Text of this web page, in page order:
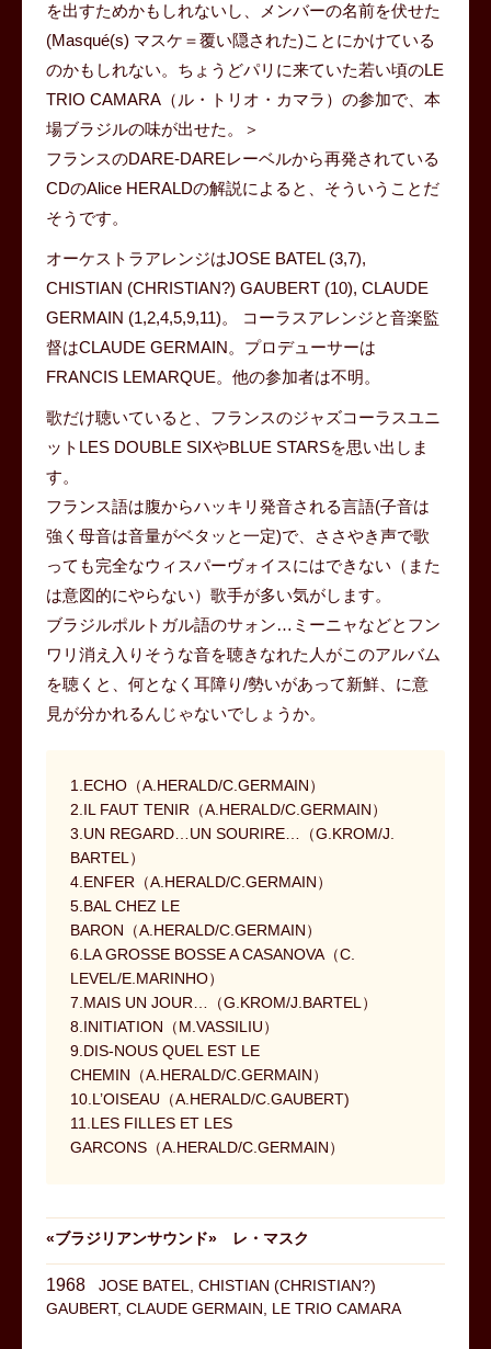
を出すためかもしれないし、メンバーの名前を伏せた
(Masqué(s) マスケ＝覆い隠された)ことにかけている
のかもしれない。ちょうどパリに来ていた若い頃のLE
TRIO CAMARA（ル・トリオ・カマラ）の参加で、本
場ブラジルの味が出せた。＞
フランスのDARE-DAREレーベルから再発されている
CDのAlice HERALDの解説によると、そういうことだ
そうです。
オーケストラアレンジはJOSE BATEL (3,7),
CHISTIAN (CHRISTIAN?) GAUBERT (10), CLAUDE
GERMAIN (1,2,4,5,9,11)。 コーラスアレンジと音楽監
督はCLAUDE GERMAIN。プロデューサーは
FRANCIS LEMARQUE。他の参加者は不明。
歌だけ聴いていると、フランスのジャズコーラスユニ
ットLES DOUBLE SIXやBLUE STARSを思い出しま
す。
フランス語は腹からハッキリ発音される言語(子音は
強く母音は音量がベタッと一定)で、ささやき声で歌
っても完全なウィスパーヴォイスにはできない（また
は意図的にやらない）歌手が多い気がします。
ブラジルポルトガル語のサォン…ミーニャなどとフン
ワリ消え入りそうな音を聴きなれた人がこのアルバム
を聴くと、何となく耳障り/勢いがあって新鮮、に意
見が分かれるんじゃないでしょうか。
1.ECHO（A.HERALD/C.GERMAIN）
2.IL FAUT TENIR（A.HERALD/C.GERMAIN）
3.UN REGARD…UN SOURIRE…（G.KROM/J.
BARTEL）
4.ENFER（A.HERALD/C.GERMAIN）
5.BAL CHEZ LE
BARON（A.HERALD/C.GERMAIN）
6.LA GROSSE BOSSE A CASANOVA（C.
LEVEL/E.MARINHO）
7.MAIS UN JOUR…（G.KROM/J.BARTEL）
8.INITIATION（M.VASSILIU）
9.DIS-NOUS QUEL EST LE
CHEMIN（A.HERALD/C.GERMAIN）
10.L’OISEAU（A.HERALD/C.GAUBERT)
11.LES FILLES ET LES
GARCONS（A.HERALD/C.GERMAIN）
«ブラジリアンサウンド» レ・マスク
1968
JOSE BATEL, CHISTIAN (CHRISTIAN?)
GAUBERT, CLAUDE GERMAIN, LE TRIO CAMARA